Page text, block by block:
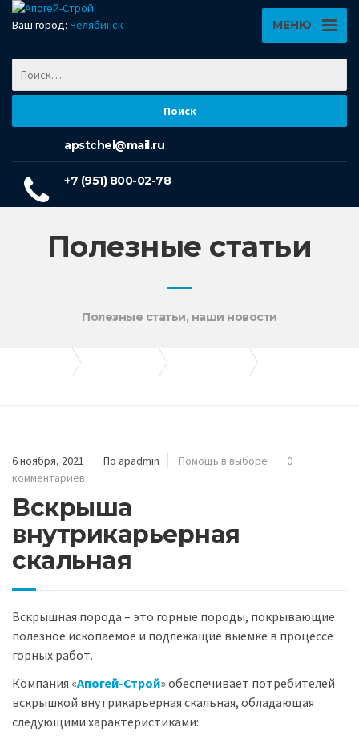
Ваш город: Челябинск МЕНЮ
apstchel@mail.ru
+7 (951) 800-02-78
Полезные статьи
Полезные статьи, наши новости
6 ноября, 2021 По apadmin Помощь в выборе
0
комментариев
Вскрыша
внутрикарьерная
скальная
Вскрышная порода – это горные породы, покрывающие
полезное ископаемое и подлежащие выемке в процессе
горных работ.
Компания «Апогей-Строй» обеспечивает потребителей
вскрышкой внутрикарьерная скальная, обладающая
следующими характеристиками: